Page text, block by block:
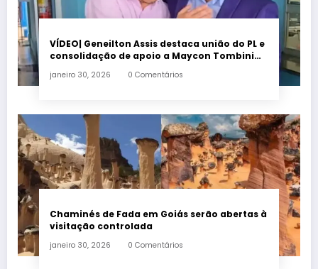
VÍDEO| Geneilton Assis destaca união do PL e
consolidação de apoio a Maycon Tombini
janeiro 30, 2026 0 Comentários
Chaminés de Fada em Goiás serão abertas à
visitação controlada
janeiro 30, 2026 0 Comentários